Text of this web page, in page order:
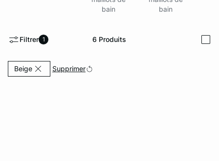
bain
bain
Filtrer 1 6 Produits
BeigeActuellement affiné par Couleurs: Beige
Supprimer